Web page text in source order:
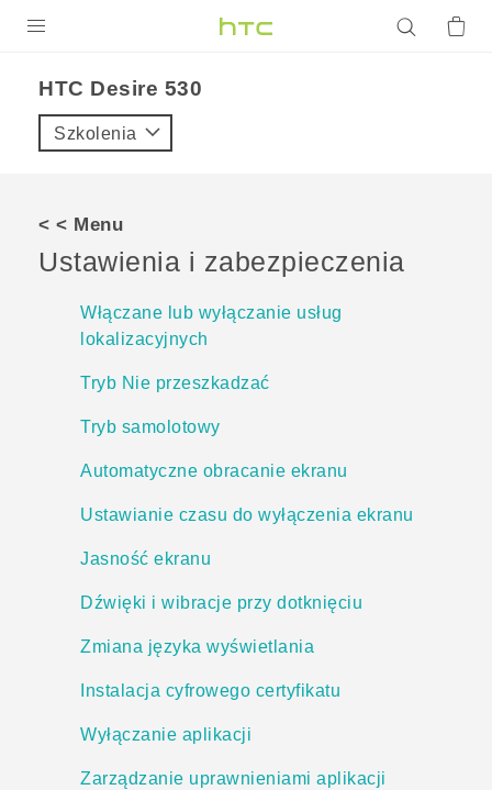
VIVE
POMOC TECHNICZNA
Urządzenia i akcesoria HTC
Zaloguj się
HTC Desire 530‎
Szkolenia
< < Menu
Ustawienia i zabezpieczenia
Włączane lub wyłączanie usług
lokalizacyjnych
Tryb Nie przeszkadzać
Tryb samolotowy
Automatyczne obracanie ekranu
Ustawianie czasu do wyłączenia ekranu
Jasność ekranu
Dźwięki i wibracje przy dotknięciu
Zmiana języka wyświetlania
Instalacja cyfrowego certyfikatu
Wyłączanie aplikacji
Zarządzanie uprawnieniami aplikacji